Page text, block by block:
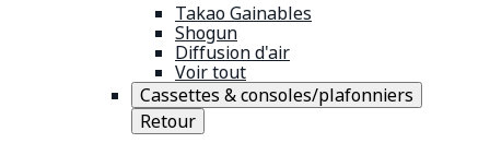
Takao Gainables
Shogun
Diffusion d'air
Voir tout
Cassettes & consoles/plafonniers
Retour